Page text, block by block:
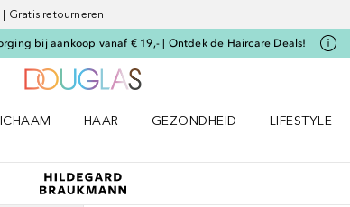
Gratis retourneren
bij aankoop vanaf € 19,- | Ontdek de Haircare Deals!
HAAR
GEZONDHEID
LIFESTYLE